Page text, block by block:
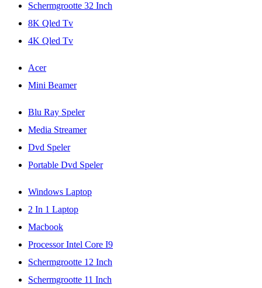
Schermgrootte 32 Inch
8K Qled Tv
4K Qled Tv
Acer
Mini Beamer
Blu Ray Speler
Media Streamer
Dvd Speler
Portable Dvd Speler
Windows Laptop
2 In 1 Laptop
Macbook
Processor Intel Core I9
Schermgrootte 12 Inch
Schermgrootte 11 Inch